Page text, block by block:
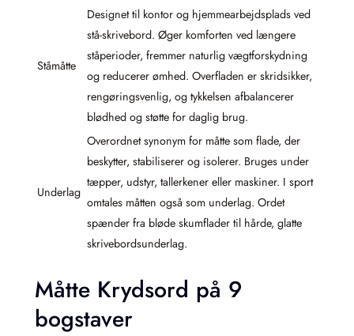
Ståmåtte
Designet til kontor og hjemmearbejdsplads ved
stå-skrivebord. Øger komforten ved længere
ståperioder, fremmer naturlig vægtforskydning
og reducerer ømhed. Overfladen er skridsikker,
rengøringsvenlig, og tykkelsen afbalancerer
blødhed og støtte for daglig brug.
Underlag
Overordnet synonym for måtte som flade, der
beskytter, stabiliserer og isolerer. Bruges under
tæpper, udstyr, tallerkener eller maskiner. I sport
omtales måtten også som underlag. Ordet
spænder fra bløde skumflader til hårde, glatte
skrivebordsunderlag.
Måtte Krydsord på 9
bogstaver